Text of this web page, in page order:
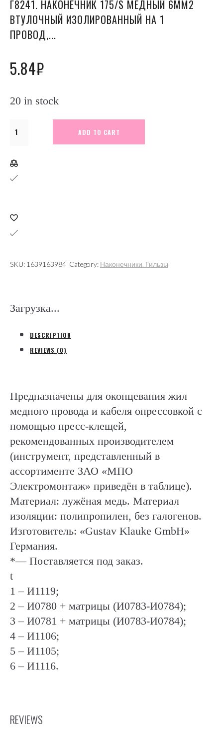
Г8241. НАКОНЕЧНИК 175/S МЕДНЫЙ 6ММ2
ВТУЛОЧНЫЙ ИЗОЛИРОВАННЫЙ НА 1
ПРОВОД,...
5.84₽
20 in stock
Г8241.
Наконечник
175/S
изолированный
на
провод,
Klauke
quantity
ADD TO CART
SKU: 1639163984 Category: Наконечники. Гильзы
Загрузка...
DESCRIPTION
REVIEWS (0)
Предназначены для оконцевания жил
медного провода и кабеля опрессовкой с
помощью пресс-клещей,
рекомендованных производителем
(инструмент, представленный в
ассортименте ЗАО «МПО
Электромонтаж» приведён в таблице).
Материал: лужёная медь. Материал
изоляции: полипропилен, без галогенов.
Изготовитель: «Gustav Klauke GmbH»
Германия.
*— Поставляется под заказ.
t
1 – И1119;
2 – И0780 + матрицы (И0783-И0784);
3 – И0781 + матрицы (И0783-И0784);
4 – И1106;
5 – И1105;
6 – И1116.
REVIEWS